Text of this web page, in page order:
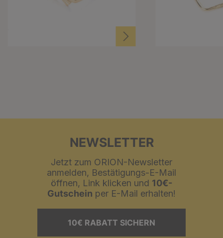
NEWSLETTER
Jetzt zum ORION-Newsletter
anmelden, Bestätigungs-E-Mail
öffnen, Link klicken und 10€-
Gutschein per E-Mail erhalten!
10€ RABATT SICHERN